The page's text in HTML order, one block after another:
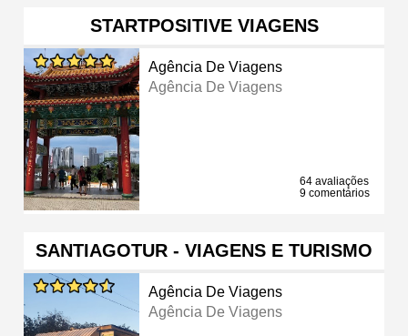
STARTPOSITIVE VIAGENS
Agência De Viagens
Agência De Viagens
64 avaliações
9 comentários
SANTIAGOTUR - VIAGENS E TURISMO
Agência De Viagens
Agência De Viagens